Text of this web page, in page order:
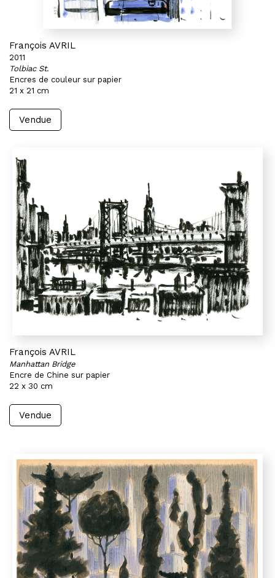
François AVRIL
2011
Tolbiac St.
Encres de couleur sur papier
21 x 21 cm
Vendue
François AVRIL
Manhattan Bridge
Encre de Chine sur papier
22 x 30 cm
Vendue